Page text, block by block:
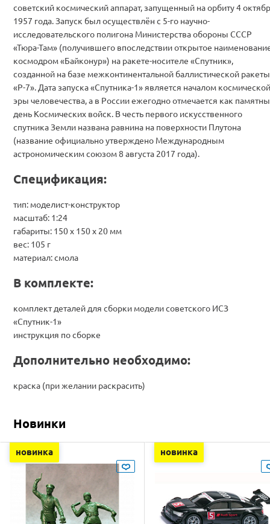
советский космический аппарат, запущенный на орбиту 4
1957 года. Запуск был осуществлён с 5-го научно-
исследовательского полигона Министерства обороны СССР
«Тюра-Там» (получившего впоследствии открытое
космодром «Байконур») на ракете-носителе «Спутник»,
созданной на базе межконтинентальной баллистической ракеты
«Р-7». Дата запуска «Спутника-1» является началом космической
эры человечества, а в России ежегодно отмечается как
день Космических войск. В честь первого искусственного
спутника Земли названа равнина на поверхности Плутона
(название официально утверждено Международным
астрономическим союзом 8 августа 2017 года).
Спецификация:
тип: моделист-конструктор
масштаб: 1:24
габариты: 150 x 150 x 20 мм
вес: 105 г
материал: смола
В комплекте:
комплект деталей для сборки модели советского ИСЗ
«Спутник-1»
инструкция по сборке
Дополнительно необходимо:
краска (при желании раскрасить)
Новинки
новинка новинка